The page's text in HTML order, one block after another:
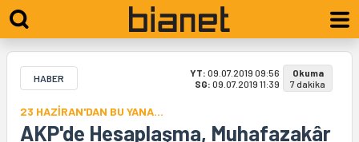
HABER YT: 09.07.2019 09:56
SG: 09.07.2019 11:39
Okuma
7 dakika
23 HAZİRAN'DAN BU YANA...
AKP'de Hesaplaşma, Muhafazakâr